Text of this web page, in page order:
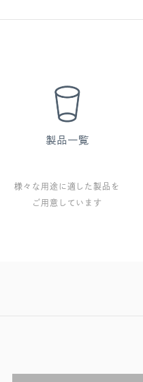
様々な用途に適した製品を
ご用意しています